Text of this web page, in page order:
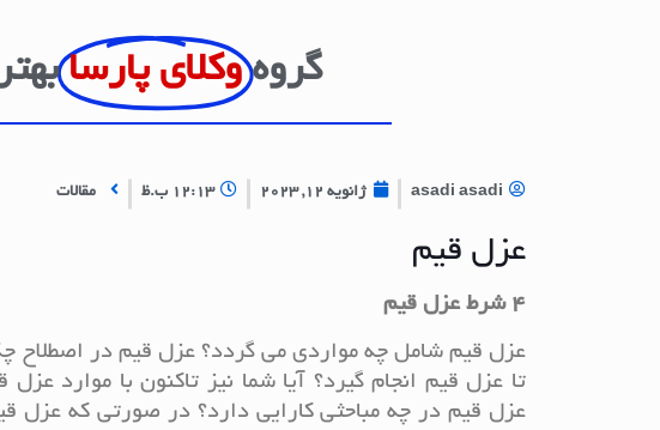
گروه وکلای پارسا
asadi asadi ژانویه 12, 2023 12:13 ب.ظ مقالات
عزل قیم
4 شرط عزل قیم
عزل قیم شامل چه مواردی می گردد؟ عزل قیم در اصطلاح
تا عزل قیم انجام گیرد؟ آیا شما نیز تاکنون با موارد
عزل قیم در چه مباحثی کارایی دارد؟ در صورتی که عزل